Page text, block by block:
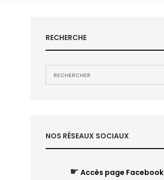
RECHERCHE
NOS RÉSEAUX SOCIAUX
☛ Accès page Facebook